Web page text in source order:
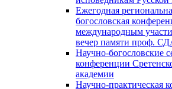
Ежегодная
богословская
международным
вечер памяти проф.
Научно-богословские
конференции
академии
Научно-практическая